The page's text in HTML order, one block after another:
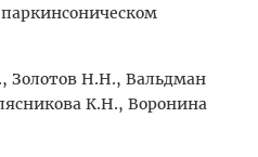
Золотов Н.Н., Вальдман
К.Н., Воронина